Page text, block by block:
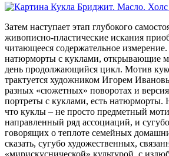
Затем наступает этап глубокого
живописно-пластические искания
читающееся содержа­тельное
натюрморты с куклами, открывающие
день продолжающийся цикл. Мотив
трактуется художником Игорем
разных «сюжетных» поворотах и
портреты с куклами, есть натюрморты.
что куклы – не просто предметный
направленный ряд ассоциаций, и
говорящих о теплоте семейных
сказать, сугубо художественных,
«мирискуснической» культурой, с